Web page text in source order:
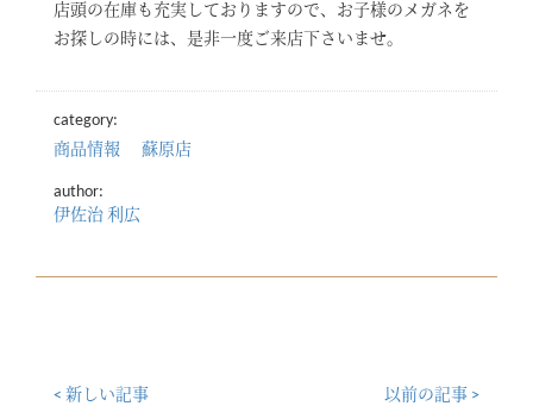
店頭の在庫も充実しておりますので、お子様のメガネを
お探しの時には、是非一度ご来店下さいませ。
category:
商品情報
蘇原店
author:
伊佐治 利広
< 新しい記事 以前の記事 >